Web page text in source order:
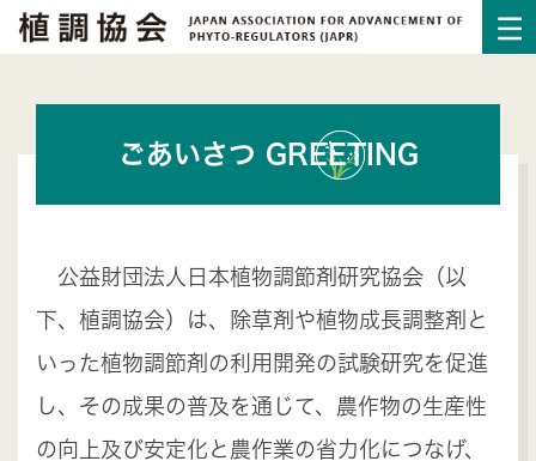
ごあいさつ GREETING
公益財団法人日本植物調節剤研究協会（以
下、植調協会）は、除草剤や植物成長調整剤と
いった植物調節剤の利用開発の試験研究を促進
し、その成果の普及を通じて、農作物の生産性
の向上及び安定化と農作業の省力化につなげ、